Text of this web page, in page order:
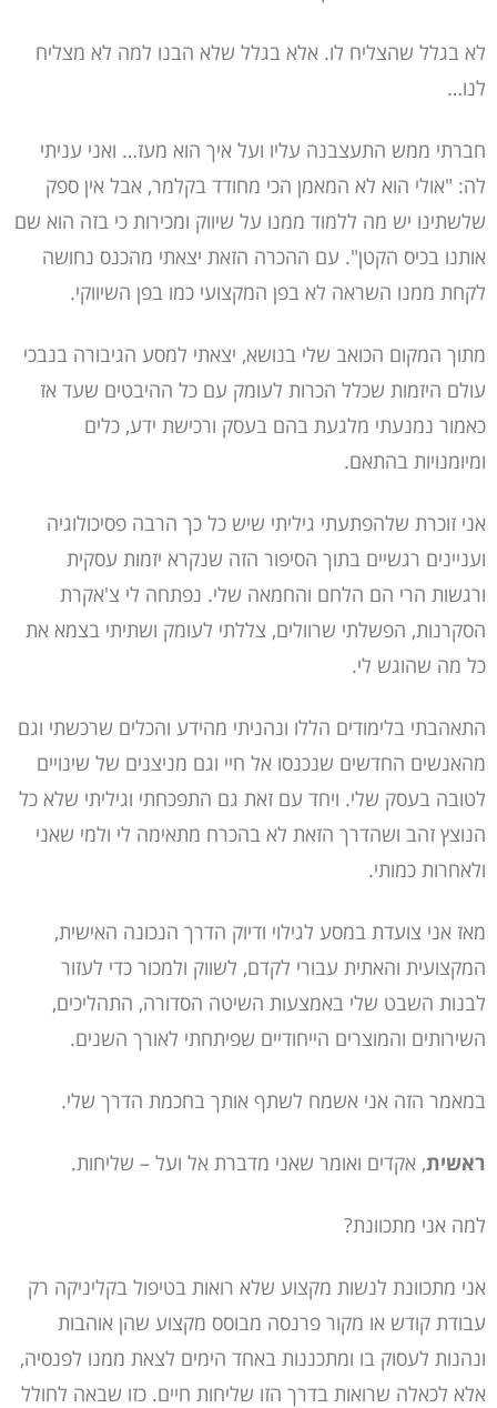
לא בגלל שהצליח לו. אלא בגלל שלא הבנו למה לא מצליח
לנו…
חברתי ממש התעצבנה עליו ועל איך הוא מעז… ואני עניתי
לה: "אולי הוא לא המאמן הכי מחודד בקלמר, אבל אין ספק
שלשתינו יש מה ללמוד ממנו על שיווק ומכירות כי בזה הוא שם
אותנו בכיס הקטן". עם ההכרה הזאת יצאתי מהכנס נחושה
לקחת ממנו השראה לא בפן המקצועי כמו בפן השיווקי.
מתוך המקום הכואב שלי בנושא, יצאתי למסע הגיבורה בנבכי
עולם היזמות שכלל הכרות לעומק עם כל ההיבטים שעד אז
כאמור נמנעתי מלגעת בהם בעסק ורכישת ידע, כלים
ומיומנויות בהתאם.
אני זוכרת שלהפתעתי גיליתי שיש כל כך הרבה פסיכולוגיה
ועניינים רגשיים בתוך הסיפור הזה שנקרא יזמות עסקית
ורגשות הרי הם הלחם והחמאה שלי. נפתחה לי צ'אקרת
הסקרנות, הפשלתי שרוולים, צללתי לעומק ושתיתי בצמא את
כל מה שהוגש לי.
התאהבתי בלימודים הללו ונהניתי מהידע והכלים שרכשתי וגם
מהאנשים החדשים שנכנסו אל חיי וגם מניצנים של שינויים
לטובה בעסק שלי. ויחד עם זאת גם התפכחתי וגיליתי שלא כל
הנוצץ זהב ושהדרך הזאת לא בהכרח מתאימה לי ולמי שאני
ולאחרות כמותי.
מאז אני צועדת במסע לגילוי ודיוק הדרך הנכונה האישית,
המקצועית והאתית עבורי לקדם, לשווק ולמכור כדי לעזור
לבנות השבט שלי באמצעות השיטה הסדורה, התהליכים,
השירותים והמוצרים הייחודיים שפיתחתי לאורך השנים.
במאמר הזה אני אשמח לשתף אותך בחכמת הדרך שלי.
ראשית, אקדים ואומר שאני מדברת אל ועל – שליחות.
למה אני מתכוונת?
אני מתכוונת לנשות מקצוע שלא רואות בטיפול בקליניקה רק
עבודת קודש או מקור פרנסה מבוסס מקצוע שהן אוהבות
ונהנות לעסוק בו ומתכננות באחד הימים לצאת ממנו לפנסיה,
אלא לכאלה שרואות בדרך הזו שליחות חיים. כזו שבאה לחולל